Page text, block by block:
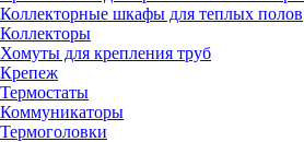
Коллекторные шкафы для теплых полов
Коллекторы
Хомуты для крепления труб
Крепеж
Термостаты
Коммуникаторы
Термоголовки